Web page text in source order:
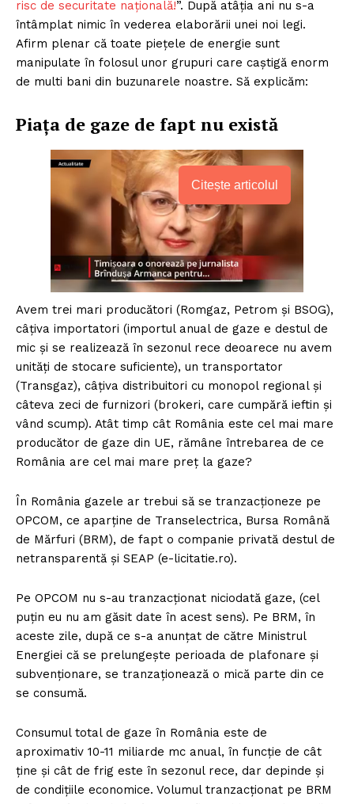
risc de securitate națională!”. După atâția ani nu s-a
întâmplat nimic în vederea elaborării unei noi legi.
Afirm plenar că toate piețele de energie sunt
manipulate în folosul unor grupuri care caștigă enorm
de multi bani din buzunarele noastre. Să explicăm:
Piața de gaze de fapt nu există
Citește articolul
Avem trei mari producători (Romgaz, Petrom și BSOG),
câțiva importatori (importul anual de gaze e destul de
mic și se realizează în sezonul rece deoarece nu avem
unități de stocare suficiente), un transportator
(Transgaz), câțiva distribuitori cu monopol regional și
câteva zeci de furnizori (brokeri, care cumpără ieftin și
vând scump). Atât timp cât România este cel mai mare
producător de gaze din UE, rămâne întrebarea de ce
România are cel mai mare preț la gaze?
În România gazele ar trebui să se tranzacționeze pe
OPCOM, ce aparține de Transelectrica, Bursa Română
de Mărfuri (BRM), de fapt o companie privată destul de
netransparentă și SEAP (e-licitatie.ro).
Pe OPCOM nu s-au tranzacționat niciodată gaze, (cel
puțin eu nu am găsit date în acest sens). Pe BRM, în
aceste zile, după ce s-a anunțat de către Ministrul
Energiei că se prelungește perioada de plafonare și
subvenționare, se tranzaționează o mică parte din ce
se consumă.
Consumul total de gaze în România este de
aproximativ 10-11 miliarde mc anual, în funcție de cât
ține și cât de frig este în sezonul rece, dar depinde și
de condițiile economice. Volumul tranzacționat pe BRM